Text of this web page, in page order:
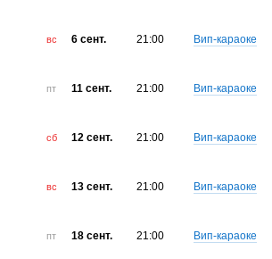
вс 6 сент. 21:00 Вип-караоке
пт 11 сент. 21:00 Вип-караоке
сб 12 сент. 21:00 Вип-караоке
вс 13 сент. 21:00 Вип-караоке
пт 18 сент. 21:00 Вип-караоке